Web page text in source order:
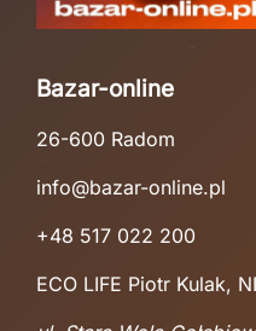
Bazar-online
26-600 Radom
info@bazar-online.pl
+48 517 022 200
ECO LIFE Piotr Kulak,